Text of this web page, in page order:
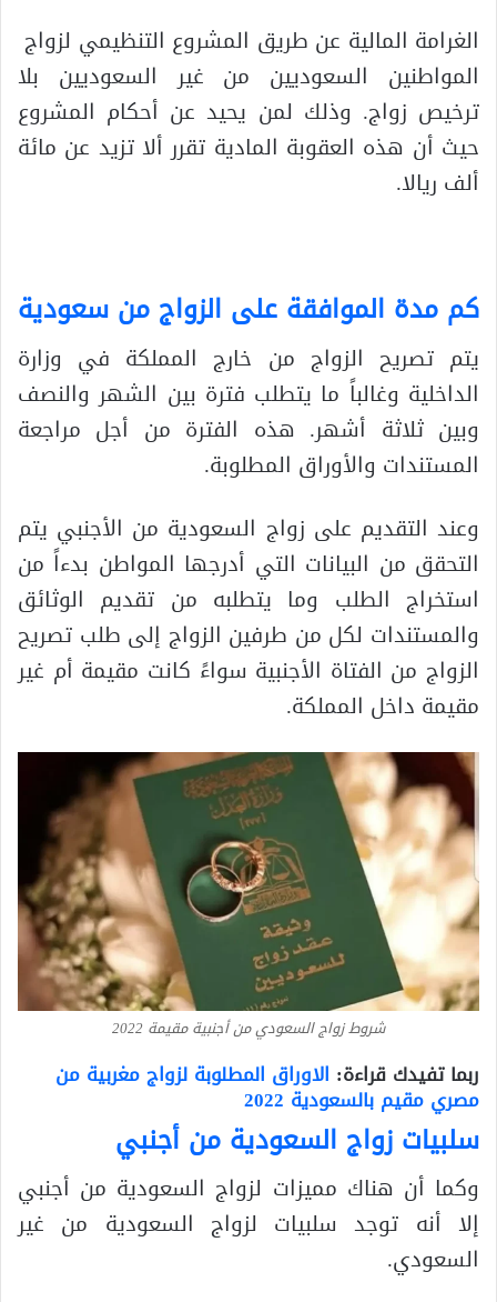
الغرامة المالية عن طريق المشروع التنظيمي لزواج
المواطنين السعوديين من غير السعوديين بلا
ترخيص زواج. وذلك لمن يحيد عن أحكام المشروع
حيث أن هذه العقوبة المادية تقرر ألا تزيد عن مائة
ألف ريالا.
كم مدة الموافقة على الزواج من سعودية
يتم تصريح الزواج من خارج المملكة في وزارة
الداخلية وغالباً ما يتطلب فترة بين الشهر والنصف
وبين ثلاثة أشهر. هذه الفترة من أجل مراجعة
المستندات والأوراق المطلوبة.
وعند التقديم على زواج السعودية من الأجنبي يتم
التحقق من البيانات التي أدرجها المواطن بدءاً من
استخراج الطلب وما يتطلبه من تقديم الوثائق
والمستندات لكل من طرفين الزواج إلى طلب تصريح
الزواج من الفتاة الأجنبية سواءً كانت مقيمة أم غير
مقيمة داخل المملكة.
شروط زواج السعودي من أجنبية مقيمة 2022
ربما تفيدك قراءة: الاوراق المطلوبة لزواج مغربية من
مصري مقيم بالسعودية 2022
سلبيات زواج السعودية من أجنبي
وكما أن هناك مميزات لزواج السعودية من أجنبي
إلا أنه توجد سلبيات لزواج السعودية من غير
السعودي.